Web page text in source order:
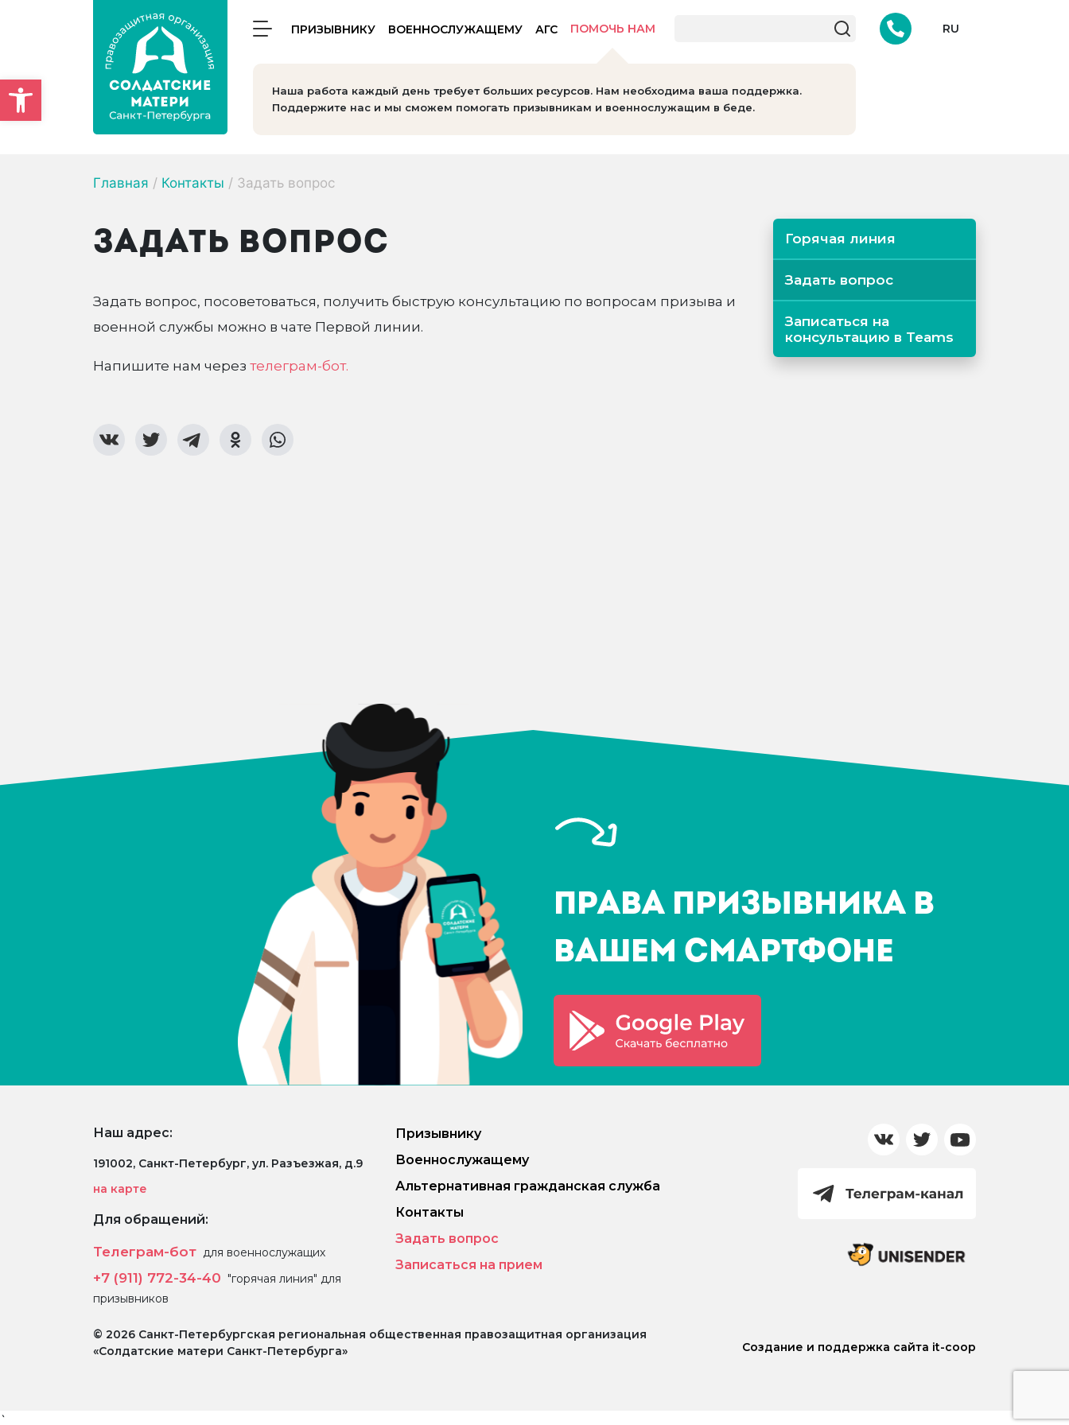
Открыть панель инструментов
ПРИЗЫВНИКУ ВОЕННОСЛУЖАЩЕМУ АГС ПОМОЧЬ НАМ RU
Наша работа каждый день требует больших ресурсов. Нам необходима ваша поддержка.
Поддержите нас и мы сможем помогать призывникам и военнослужащим в беде.
Главная / Контакты / Задать вопрос
ЗАДАТЬ ВОПРОС
Задать вопрос, посоветоваться, получить быструю консультацию по вопросам призыва и
военной службы можно в чате Первой линии.
Напишите нам через телеграм-бот.
Горячая линия
Задать вопрос
Записаться на
консультацию в Teams
Права призывника в
Вашем смартфоне
Наш адрес:
191002, Санкт-Петербург, ул. Разъезжая, д.9
на карте
Для обращений:
Телеграм-бот для военнослужащих
+7 (911) 772-34-40 "горячая линия" для
призывников
Призывнику
Военнослужащему
Альтернативная гражданская служба
Контакты
Задать вопрос
Записаться на прием
© 2026 Санкт-Петербургская региональная общественная правозащитная организация
«Солдатские матери Санкт-Петербурга»
Создание и поддержка сайта it-coop
`